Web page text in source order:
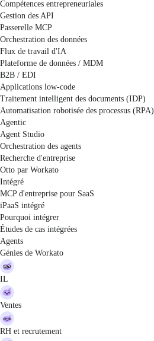
Compétences entrepreneuriales
Gestion des API
Passerelle MCP
Orchestration des données
Flux de travail d'IA
Plateforme de données / MDM
B2B / EDI
Applications low-code
Traitement intelligent des documents (IDP)
Automatisation robotisée des processus (RPA)
Agentic
Agent Studio
Orchestration des agents
Recherche d'entreprise
Otto par Workato
Intégré
MCP d'entreprise pour SaaS
iPaaS intégré
Pourquoi intégrer
Études de cas intégrées
Agents
Génies de Workato
IL
Ventes
RH et recrutement